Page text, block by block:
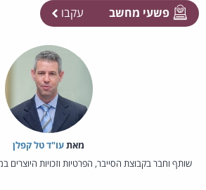
פשעי מחשב עקבו
מאת‏עו"ד טל קפלן
שותף וחבר בקבוצת הסייבר, הפרטיות וזכויות